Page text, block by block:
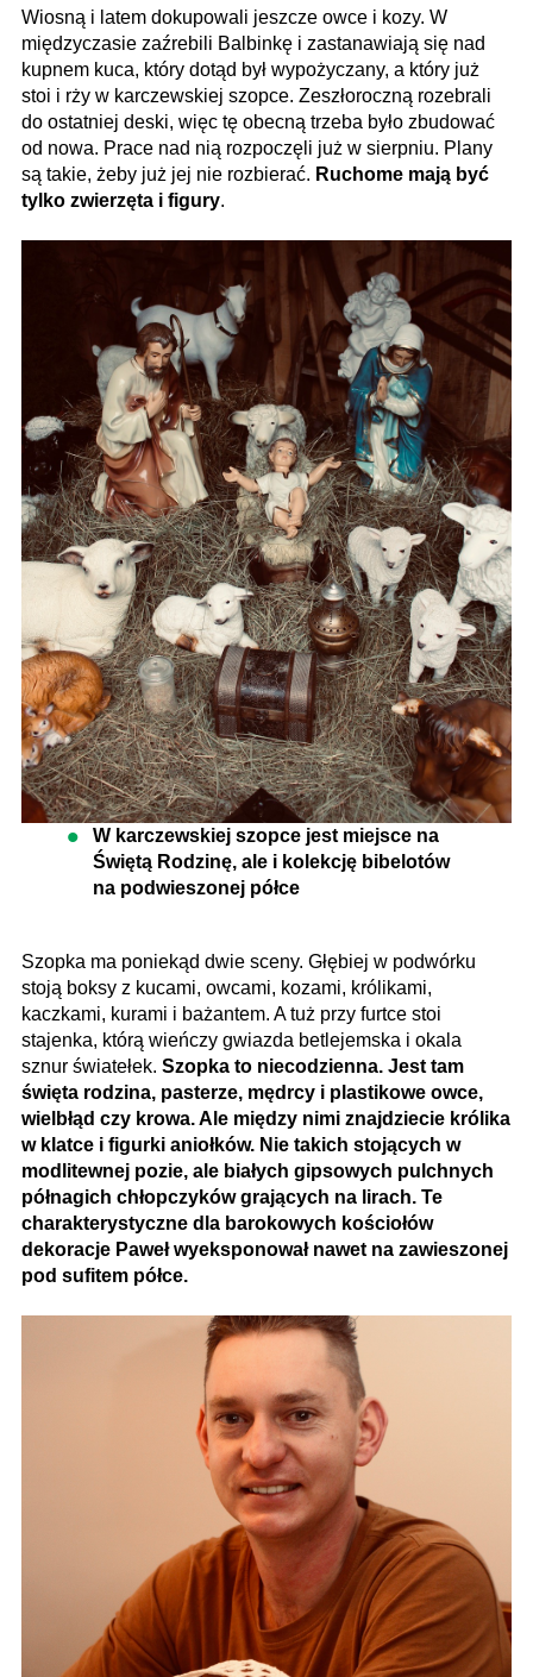
Wiosną i latem dokupowali jeszcze owce i kozy. W
międzyczasie zaźrebili Balbinkę i zastanawiają się nad
kupnem kuca, który dotąd był wypożyczany, a który już
stoi i rży w karczewskiej szopce. Zeszłoroczną rozebrali
do ostatniej deski, więc tę obecną trzeba było zbudować
od nowa. Prace nad nią rozpoczęli już w sierpniu. Plany
są takie, żeby już jej nie rozbierać. Ruchome mają być
tylko zwierzęta i figury.
W karczewskiej szopce jest miejsce na
Świętą Rodzinę, ale i kolekcję bibelotów
na podwieszonej półce
Szopka ma poniekąd dwie sceny. Głębiej w podwórku
stoją boksy z kucami, owcami, kozami, królikami,
kaczkami, kurami i bażantem. A tuż przy furtce stoi
stajenka, którą wieńczy gwiazda betlejemska i okala
sznur światełek. Szopka to niecodzienna. Jest tam
święta rodzina, pasterze, mędrcy i plastikowe owce,
wielbłąd czy krowa. Ale między nimi znajdziecie królika
w klatce i figurki aniołków. Nie takich stojących w
modlitewnej pozie, ale białych gipsowych pulchnych
półnagich chłopczyków grających na lirach. Te
charakterystyczne dla barokowych kościołów
dekoracje Paweł wyeksponował nawet na zawieszonej
pod sufitem półce.